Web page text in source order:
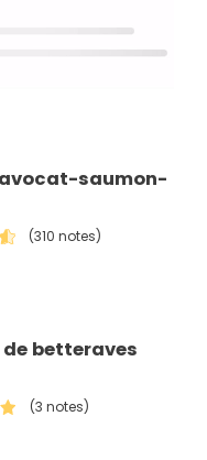
saumon-
(310 notes)
de betteraves
(3 notes)